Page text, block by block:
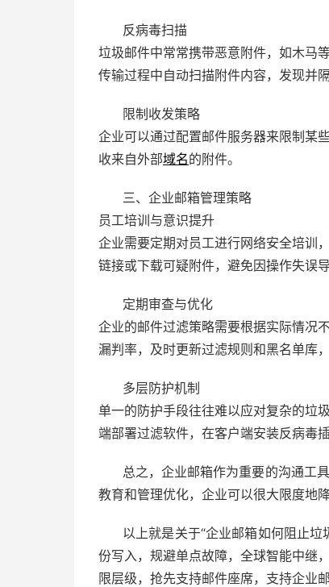
反病毒扫描
垃圾邮件中常常携带恶意附件，如木马
传输过程中自动扫描附件内容，发现并
限制收发策略
企业可以通过配置邮件服务器来限制某
收来自外部域名的附件。
三、企业邮箱管理策略
员工培训与意识提升
企业需要定期对员工进行网络安全培训
链接或下载可疑附件，避免因操作失误
定期审查与优化
企业的邮件过滤策略需要根据实际情况
漏判率，及时更新过滤规则和黑名单库
多层防护机制
单一的防护手段往往难以应对复杂的垃
端部署过滤软件，在客户端安装反病毒
总之，企业邮箱作为重要的沟通工
教育和管理优化，企业可以很大限度地
以上就是关于“企业邮箱如何阻止垃
份写入，规避单点故障，全球智能中继，
限层级，抢先支持邮件座席，支持企业